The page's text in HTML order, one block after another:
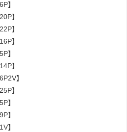
】
】
】
】
】
】
】
】
】
】
】